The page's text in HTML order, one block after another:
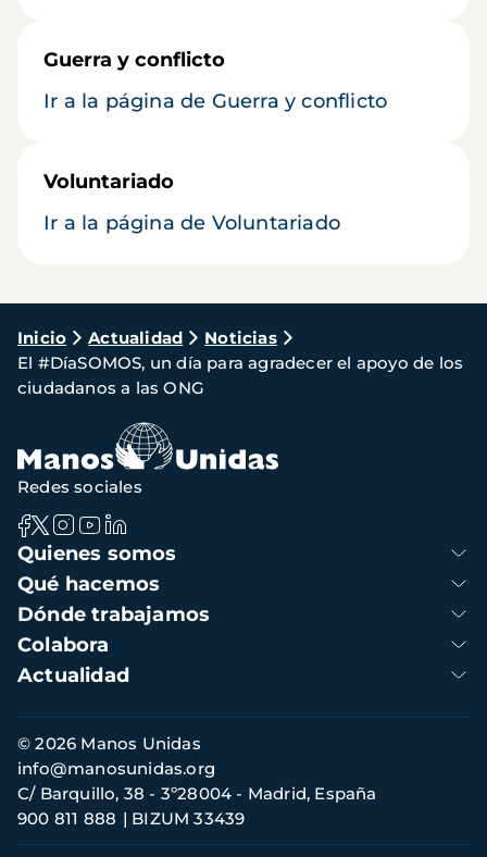
Guerra y conflicto
Ir a la página de Guerra y conflicto
Voluntariado
Ir a la página de Voluntariado
Ruta
de
navegación
Inicio Actualidad
Noticias
El #DíaSOMOS, un día para agradecer el apoyo de los
ciudadanos a las ONG
Navegación
principal
Quienes somos
Qué hacemos
Dónde trabajamos
Colabora
Actualidad
Redes sociales
Información
de
contacto
© 2026 Manos Unidas
C/ Barquillo, 38 - 3º28004 - Madrid, España
900 811 888
BIZUM 33439
info@manosunidas.org